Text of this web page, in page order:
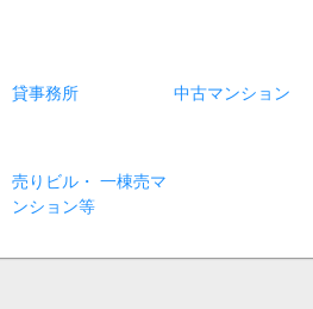
貸事務所 中古マンション
売りビル・ 一棟売マ
ンション等